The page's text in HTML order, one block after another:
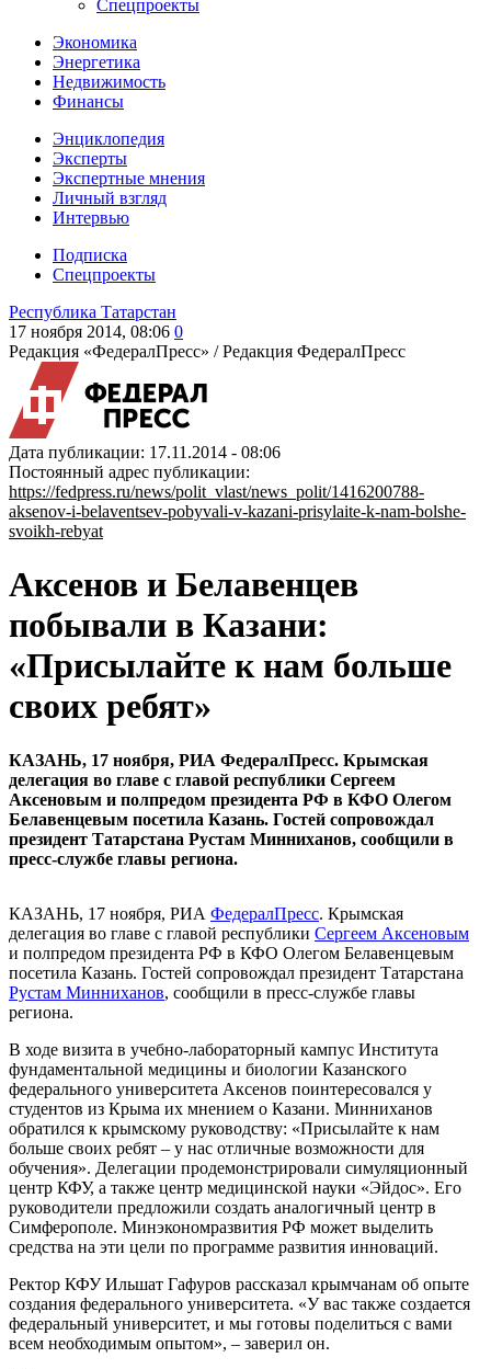
Спецпроекты
Экономика
Энергетика
Недвижимость
Финансы
Энциклопедия
Эксперты
Экспертные мнения
Личный взгляд
Интервью
Подписка
Спецпроекты
Республика Татарстан
17 ноября 2014, 08:06 0
Редакция «ФедералПресс» /Редакция ФедералПресс
Дата публикации: 17.11.2014 - 08:06
Постоянный адрес публикации:
https://fedpress.ru/news/polit_vlast/news_polit/1416200788-
aksenov-i-belaventsev-pobyvali-v-kazani-prisylaite-k-nam-bolshe-
svoikh-rebyat
Аксенов и Белавенцев
побывали в Казани:
«Присылайте к нам больше
своих ребят»
КАЗАНЬ, 17 ноября, РИА ФедералПресс. Крымская
делегация во главе с главой республики Сергеем
Аксеновым и полпредом президента РФ в КФО Олегом
Белавенцевым посетила Казань. Гостей сопровождал
президент Татарстана Рустам Минниханов, сообщили в
пресс-службе главы региона.
КАЗАНЬ, 17 ноября, РИА ФедералПресс. Крымская
делегация во главе с главой республики Сергеем Аксеновым
и полпредом президента РФ в КФО Олегом Белавенцевым
посетила Казань. Гостей сопровождал президент Татарстана
Рустам Минниханов, сообщили в пресс-службе главы
региона.
В ходе визита в учебно-лабораторный кампус Института
фундаментальной медицины и биологии Казанского
федерального университета Аксенов поинтересовался у
студентов из Крыма их мнением о Казани. Минниханов
обратился к крымскому руководству: «Присылайте к нам
больше своих ребят ‒ у нас отличные возможности для
обучения». Делегации продемонстрировали симуляционный
центр КФУ, а также центр медицинской науки «Эйдос». Его
руководители предложили создать аналогичный центр в
Симферополе. Минэкономразвития РФ может выделить
средства на эти цели по программе развития инноваций.
Ректор КФУ Ильшат Гафуров рассказал крымчанам об опыте
создания федерального университета. «У вас также создается
федеральный университет, и мы готовы поделиться с вами
всем необходимым опытом», ‒ заверил он.